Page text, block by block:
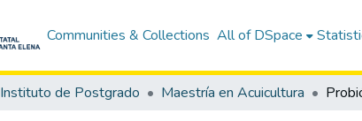
Communities & Collections All of DSpace
Instituto de Postgrado Maestría en Acuicultura